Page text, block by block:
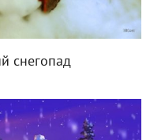
снегопад